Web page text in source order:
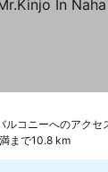
ルコニーへのアクセ
まで10.8 km